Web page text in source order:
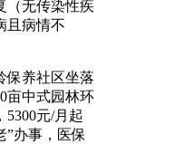
（无传染性疾
且病情不
养社区坐落
亩中式园林环
5300元/月起
”办事，医保